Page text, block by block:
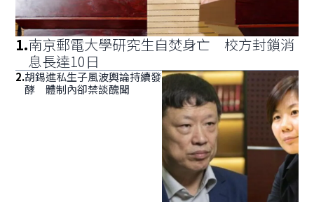
1.南京郵電大學研究生自焚身亡 校方封鎖消
息長達10日
2.胡錫進私生子風波輿論持續發
酵 體制內卻禁談醜聞